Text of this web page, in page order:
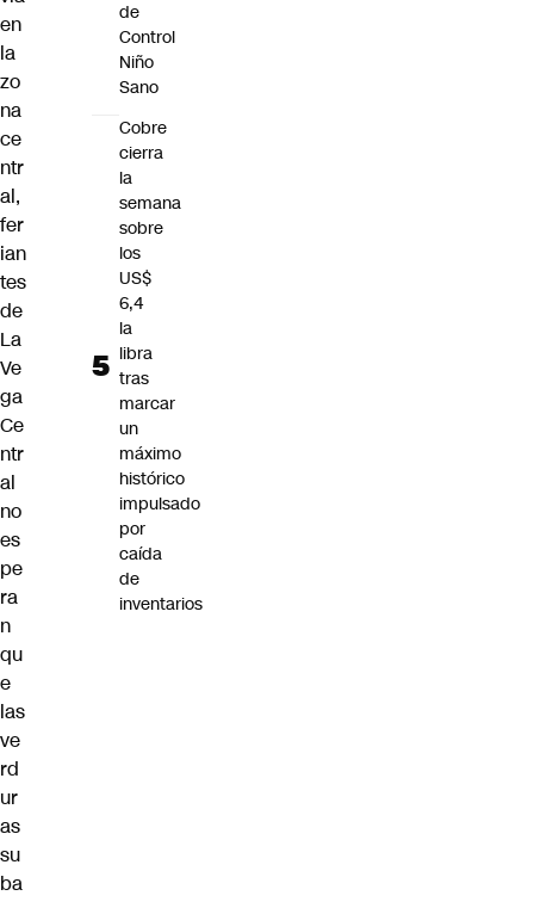
en
la
zo
na
ce
ntr
al,
fer
ian
tes
de
La
Ve
ga
Ce
ntr
al
no
es
pe
ra
n
qu
e
las
ve
rd
ur
as
su
ba
de
Control
Niño
Sano
Cobre
cierra
la
semana
sobre
los
US$
6,4
la
libra
tras
marcar
un
máximo
histórico
impulsado
por
caída
de
inventarios